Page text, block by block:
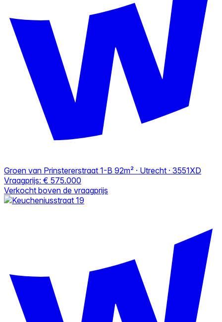
Groen van Prinstererstraat 1-B 92m² · Utrecht · 3551XD
Vraagprijs: € 575.000
Verkocht boven de vraagprijs